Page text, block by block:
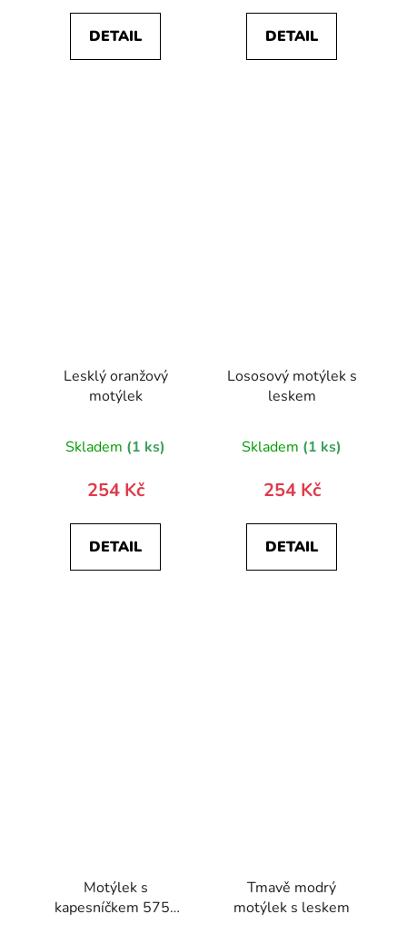
DETAIL DETAIL
Lesklý oranžový
motýlek
Skladem (1 ks)
254 Kč
DETAIL
Lososový motýlek s
leskem
Skladem (1 ks)
254 Kč
DETAIL
Motýlek s
kapesníčkem 575-
Tmavě modrý
motýlek s leskem